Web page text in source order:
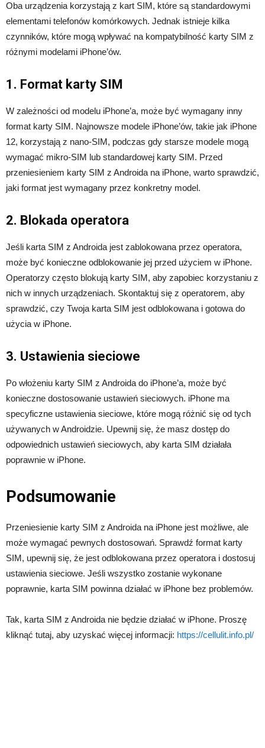
Oba urządzenia korzystają z kart SIM, które są standardowymi
elementami telefonów komórkowych. Jednak istnieje kilka
czynników, które mogą wpływać na kompatybilność karty SIM z
różnymi modelami iPhone’ów.
1. Format karty SIM
W zależności od modelu iPhone’a, może być wymagany inny
format karty SIM. Najnowsze modele iPhone’ów, takie jak iPhone
12, korzystają z nano-SIM, podczas gdy starsze modele mogą
wymagać mikro-SIM lub standardowej karty SIM. Przed
przeniesieniem karty SIM z Androida na iPhone, warto sprawdzić,
jaki format jest wymagany przez konkretny model.
2. Blokada operatora
Jeśli karta SIM z Androida jest zablokowana przez operatora,
może być konieczne odblokowanie jej przed użyciem w iPhone.
Operatorzy często blokują karty SIM, aby zapobiec korzystaniu z
nich w innych urządzeniach. Skontaktuj się z operatorem, aby
sprawdzić, czy Twoja karta SIM jest odblokowana i gotowa do
użycia w iPhone.
3. Ustawienia sieciowe
Po włożeniu karty SIM z Androida do iPhone’a, może być
konieczne dostosowanie ustawień sieciowych. iPhone ma
specyficzne ustawienia sieciowe, które mogą różnić się od tych
używanych w Androidzie. Upewnij się, że masz dostęp do
odpowiednich ustawień sieciowych, aby karta SIM działała
poprawnie w iPhone.
Podsumowanie
Przeniesienie karty SIM z Androida na iPhone jest możliwe, ale
może wymagać pewnych dostosowań. Sprawdź format karty
SIM, upewnij się, że jest odblokowana przez operatora i dostosuj
ustawienia sieciowe. Jeśli wszystko zostanie wykonane
poprawnie, karta SIM powinna działać w iPhone bez problemów.
Tak, karta SIM z Androida nie będzie działać w iPhone. Proszę
kliknąć tutaj, aby uzyskać więcej informacji: https://cellulit.info.pl/